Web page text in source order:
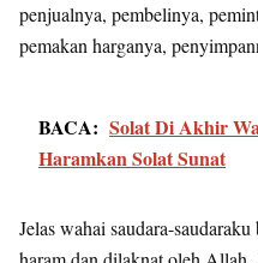
penjualnya, pembelinya,
pemakan harganya,
BACA: Solat Di Akhir
Haramkan Solat Sunat
Jelas wahai saudara-